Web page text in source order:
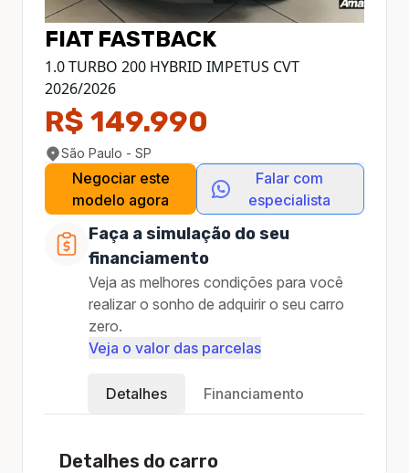
FIAT FASTBACK
1.0 TURBO 200 HYBRID IMPETUS CVT
2026/2026
R$ 149.990
São Paulo - SP
Negociar este
modelo agora
Falar com
especialista
Faça a simulação do seu
financiamento
Veja as melhores condições para você
realizar o sonho de adquirir o seu carro
zero.
Veja o valor das parcelas
Detalhes Financiamento
Detalhes do carro